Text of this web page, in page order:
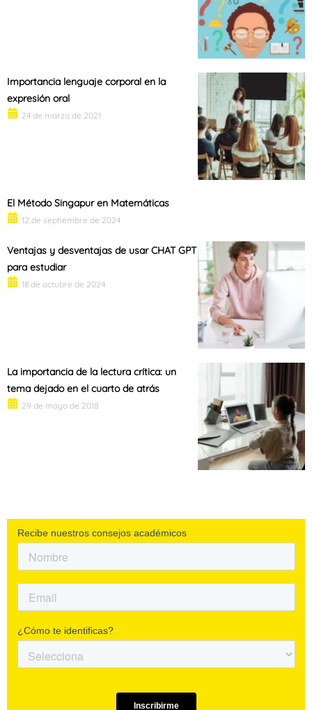
Importancia lenguaje corporal en la
expresión oral
24 de marzo de 2021
El Método Singapur en Matemáticas
12 de septiembre de 2024
Ventajas y desventajas de usar CHAT GPT
para estudiar
18 de octubre de 2024
La importancia de la lectura crítica: un
tema dejado en el cuarto de atrás
29 de mayo de 2018